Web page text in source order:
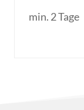
min. 2 Tage